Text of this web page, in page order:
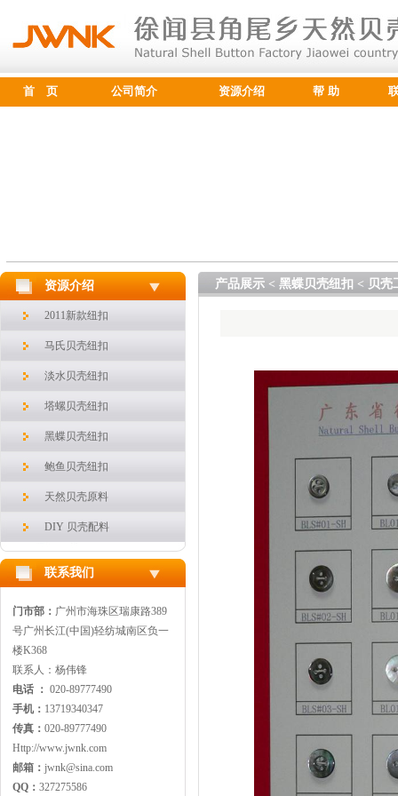
首 页 公司简介 资源介绍 帮 助
资源介绍
2011新款纽扣
马氏贝壳纽扣
淡水贝壳纽扣
塔螺贝壳纽扣
黑蝶贝壳纽扣
鲍鱼贝壳纽扣
天然贝壳原料
DIY 贝壳配料
联系我们
门市部： 广州市海珠区瑞康路389
号广州长江(中国)轻纺城南区负一
楼K368
联系人：杨伟锋
电话 ： 020-89777490
手机： 13719340347
传真： 020-89777490
Http://www.jwnk.com
邮箱： jwnk@sina.com
QQ： 327275586
产品展示 < 黑蝶贝壳纽扣 < 贝壳